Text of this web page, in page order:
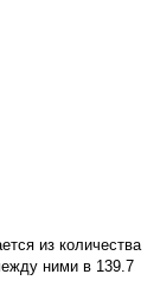
из количества
ними в 139.7